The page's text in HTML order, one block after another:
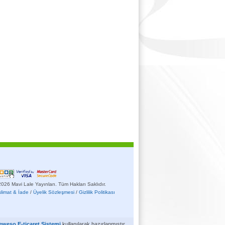
Mavi Lale Yayınları. Tüm Hakları Saklıdır.
& İade / Üyelik Sözleşmesi / Gizlilik Politikası